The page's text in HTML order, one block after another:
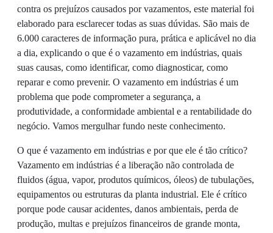
contra os prejuízos causados por vazamentos, este material foi
elaborado para esclarecer todas as suas dúvidas. São mais de
6.000 caracteres de informação pura, prática e aplicável no dia
a dia, explicando o que é o vazamento em indústrias, quais
suas causas, como identificar, como diagnosticar, como
reparar e como prevenir. O vazamento em indústrias é um
problema que pode comprometer a segurança, a
produtividade, a conformidade ambiental e a rentabilidade do
negócio. Vamos mergulhar fundo neste conhecimento.
O que é vazamento em indústrias e por que ele é tão crítico?
Vazamento em indústrias é a liberação não controlada de
fluidos (água, vapor, produtos químicos, óleos) de tubulações,
equipamentos ou estruturas da planta industrial. Ele é crítico
porque pode causar acidentes, danos ambientais, perda de
produção, multas e prejuízos financeiros de grande monta,